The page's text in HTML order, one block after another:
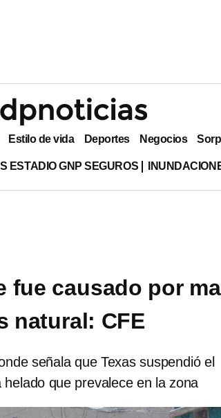
Estilo de vida Deportes Negocios
ESTADIO GNP SEGUROS
fue causado por
natural: CFE
señala que Texas suspendió el
que prevalece en la zona